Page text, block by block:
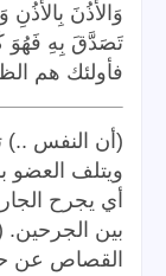
وَالأُذُنَ
تَصَدَّقَ بِهِ فَهُوَ
فأولئك هم
(أن النفس ..)
ويتلف العضو
أي يجرح
بين
القصاص عن